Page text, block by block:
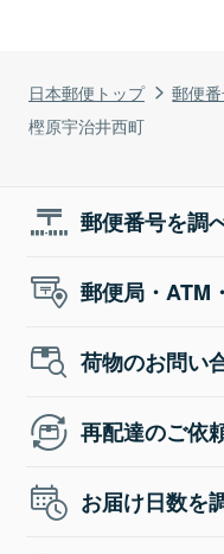
日本郵便トップ 郵便
樫原宇治井西町
郵便番号を調
郵便局・ATM
荷物のお問い
再配達のご依
お届け日数を